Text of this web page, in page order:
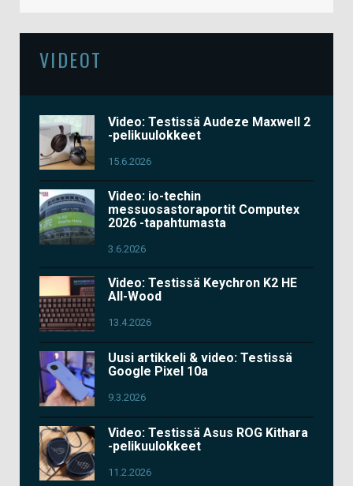
VIDEOT
Video: Testissä Audeze Maxwell 2
-pelikuulokkeet
15.6.2026
Video: io-techin
messuosastoraportit Computex
2026 -tapahtumasta
3.6.2026
Video: Testissä Keychron K2 HE
All-Wood
13.4.2026
Uusi artikkeli & video: Testissä
Google Pixel 10a
9.3.2026
Video: Testissä Asus ROG Kithara
-pelikuulokkeet
11.2.2026